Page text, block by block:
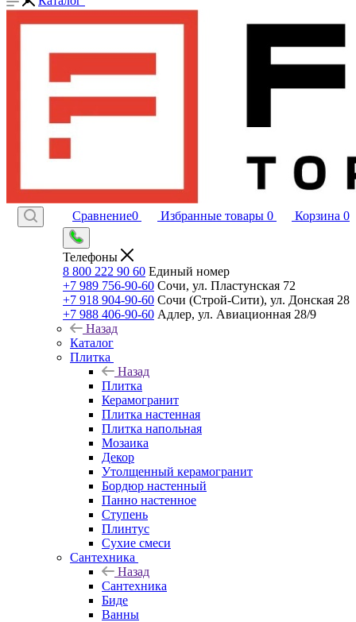
Сравнение0 Избранные товары 0 Корзина 0
Телефоны
8 800 222 90 60 Единый номер
+7 989 756-90-60 Сочи, ул. Пластунская 72
+7 918 904-90-60 Сочи (Строй-Сити), ул. Донская 28
+7 988 406-90-60 Адлер, ул. Авиационная 28/9
Назад
Каталог
Плитка
Назад
Плитка
Керамогранит
Плитка настенная
Плитка напольная
Мозаика
Декор
Утолщенный керамогранит
Бордюр настенный
Панно настенное
Ступень
Плинтус
Сухие смеси
Сантехника
Назад
Сантехника
Биде
Ванны